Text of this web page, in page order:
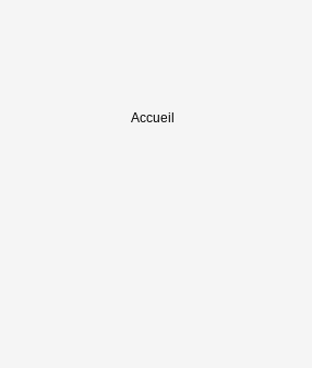
Accueil